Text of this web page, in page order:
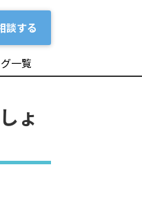
談する
一覧
ょ